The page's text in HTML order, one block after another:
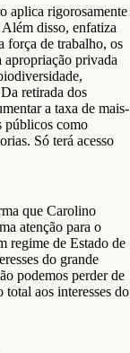
aplica rigorosamente
disso, enfatiza
força de trabalho, os
apropriação privada
retirada dos
a taxa de mais-
públicos como
Só terá acesso
que Carolino
atenção para o
regime de Estado de
do grande
podemos perder de
aos interesses do